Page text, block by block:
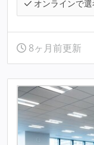
オンラインで
8ヶ月前更新